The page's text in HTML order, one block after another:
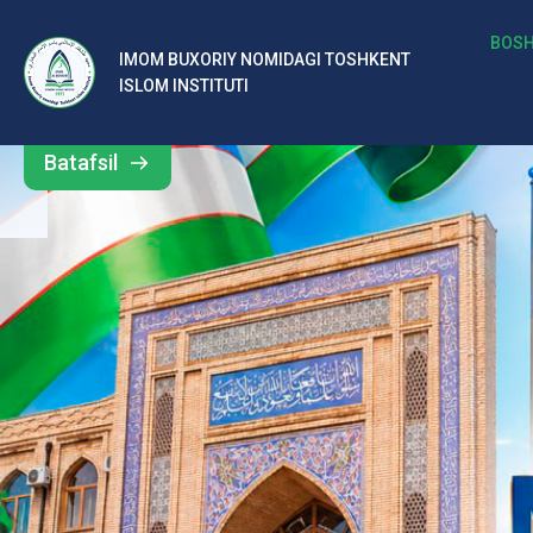
IMOM BUXORIY NOMIDAGI TOSHKENT
ISLOM INSTITUTI
b
al
ar
o‘
rt
a
si
d
Barcha
yangiliklar
Batafsil